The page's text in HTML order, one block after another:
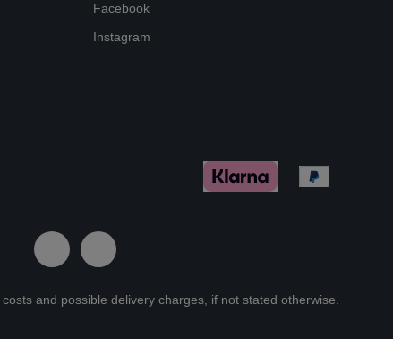
Facebook
Instagram
and possible delivery charges, if not stated otherwise.